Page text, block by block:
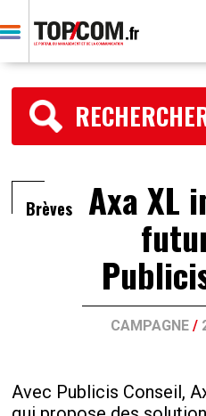
Brèves Axa XL
CAMPAGNE /
Avec Publicis Conseil,